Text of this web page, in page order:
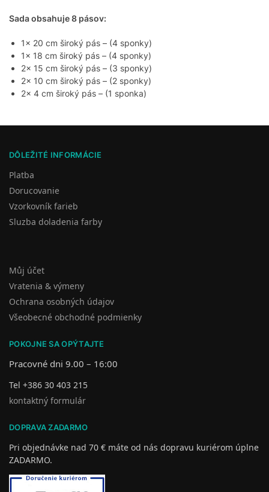
Sada obsahuje 8 pásov:
1x 20 cm široký pás – (4 sponky)
1x 18 cm široký pás – (4 sponky)
2x 15 cm široký pás – (3 sponky)
2x 10 cm široký pás – (2 sponky)
2x 4 cm široký pás – (1 sponka)
DÔLEŽITÉ INFORMÁCIE
Platba
Dorucovanie
Vzorkovník farieb
Sluzba doladenia farby
Můj účet
Vratenia & výmeny
Ochrana osobných údajov
Všeobecné obchodné podmienky
POKOJNE SA OPÝTAJTE
Pracovné dni 9.00 – 16:00
Tel +386 30 403 215
kontaktný formulár
DOPRAVA ZADARMO
Pri objednávke nad 70 € máte od nás dopravu kuriérom úplne
ZADARMO.